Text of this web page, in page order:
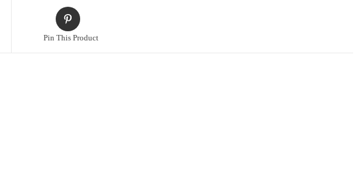
Pin This Product